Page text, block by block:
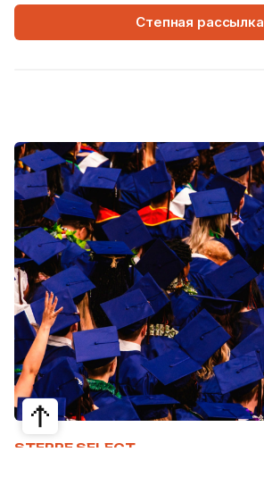
Степная рассылка
STEPPE SELECT